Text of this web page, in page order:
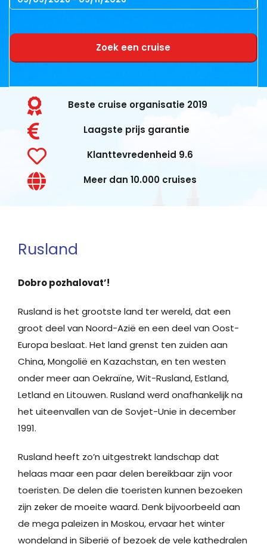
Zoek een cruise
Beste cruise organisatie 2019
Laagste prijs garantie
Klanttevredenheid 9.6
Meer dan 10.000 cruises
Rusland
Dobro pozhalovat’!
Rusland is het grootste land ter wereld, dat een
groot deel van Noord-Azië en een deel van Oost-
Europa beslaat. Het land grenst ten zuiden aan
China, Mongolië en Kazachstan, en ten westen
onder meer aan Oekraïne, Wit-Rusland, Estland,
Letland en Litouwen. Rusland werd onafhankelijk na
het uiteenvallen van de Sovjet-Unie in december
1991.
Rusland heeft zo’n uitgestrekt landschap dat
helaas maar een paar delen bereikbaar zijn voor
toeristen. De delen die toeristen kunnen bezoeken
zijn zeker de moeite waard. Denk bijvoorbeeld aan
de mega paleizen in Moskou, ervaar het winter
wondeland in Siberië of bezoek de vele kathedralen